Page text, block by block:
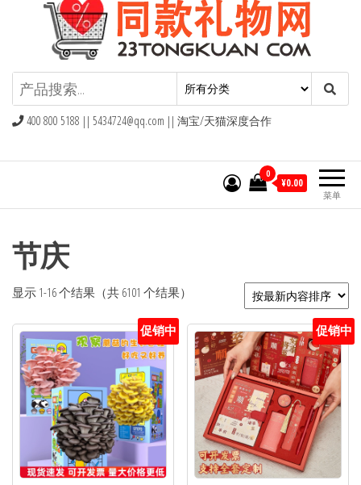
同款礼物礼品网
400 800 5188 || 5434724@qq.com || 淘宝/天猫深度合作
菜单
0
¥0.00
节庆
显示 1-16 个结果（共 6101 个结果）
促销中 促销中